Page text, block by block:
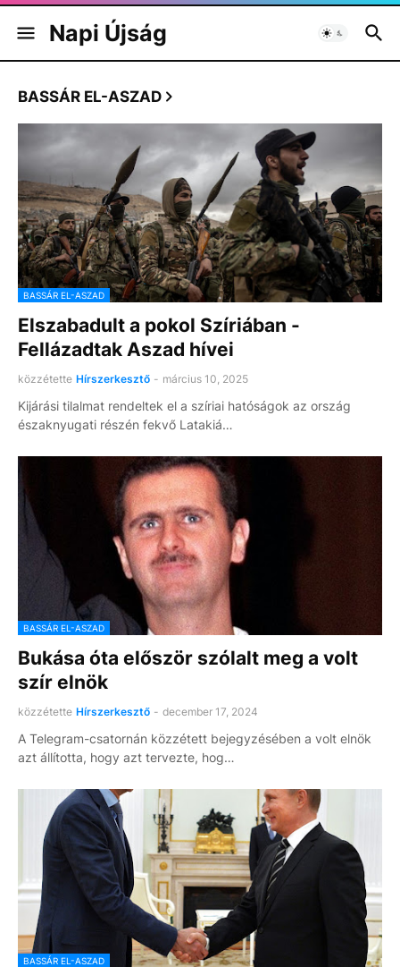
Napi Újság
BASSÁR EL-ASZAD
BASSÁR EL-ASZAD
Elszabadult a pokol Szíriában -
Fellázadtak Aszad hívei
közzétette Hírszerkesztő - március 10, 2025
Kijárási tilalmat rendeltek el a szíriai hatóságok az ország
északnyugati részén fekvő Latakiá…
BASSÁR EL-ASZAD
Bukása óta először szólalt meg a volt
szír elnök
közzétette Hírszerkesztő - december 17, 2024
A Telegram-csatornán közzétett bejegyzésében a volt elnök
azt állította, hogy azt tervezte, hog…
BASSÁR EL-ASZAD